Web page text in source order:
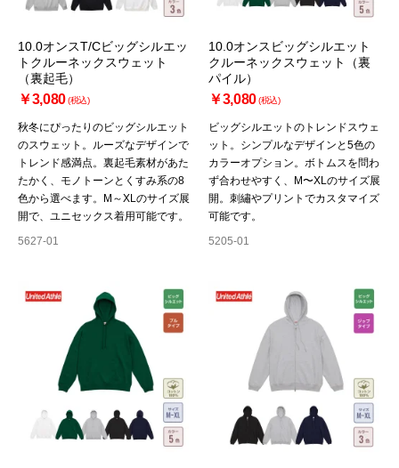
10.0オンスT/Cビッグシルエッ
トクルーネックスウェット
（裏起毛）
￥3,080(税込)
秋冬にぴったりのビッグシルエット
のスウェット。ルーズなデザインで
トレンド感満点。裏起毛素材があた
たかく、モノトーンとくすみ系の8
色から選べます。M～XLのサイズ展
開で、ユニセックス着用可能です。
5627-01
10.0オンスビッグシルエット
クルーネックスウェット（裏
パイル）
￥3,080(税込)
ビッグシルエットのトレンドスウェ
ット。シンプルなデザインと5色の
カラーオプション。ボトムスを問わ
ず合わせやすく、M〜XLのサイズ展
開。刺繡やプリントでカスタマイズ
可能です。
5205-01